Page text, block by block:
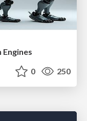
Engines
0 250